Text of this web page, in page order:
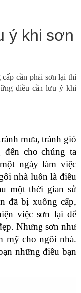
ý khi sơn
cấp cần phải sơn lại thì
điều cần lưu ý khi
mưa, tránh gió
đến cho chúng ta
ngày làm việc
nhà luôn là điều
một thời gian sử
đã bị xuống cấp,
việc sơn lại để
Nhưng sơn như
mỹ cho ngôi nhà.
những điều bạn